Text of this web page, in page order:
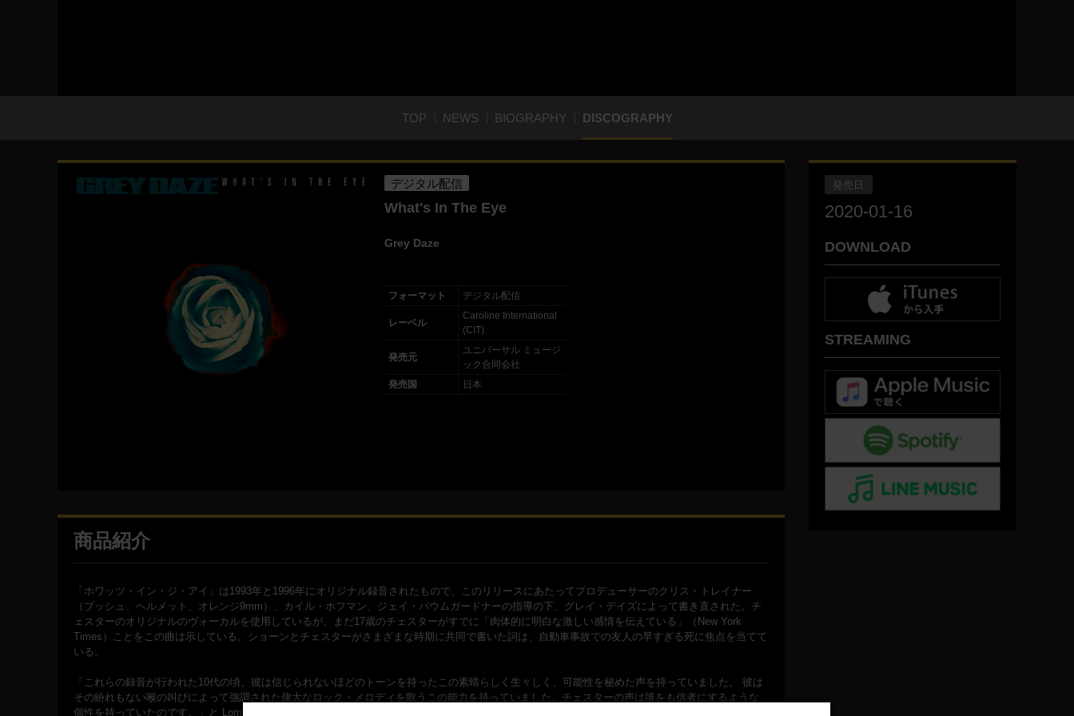
TOP NEWS BIOGRAPHY DISCOGRAPHY
デジタル配信
What's In The Eye
Grey Daze
フォーマット デジタル配信
レーベル
Caroline International
(CIT)
発売元
ユニバーサル ミュージ
ック合同会社
発売国
日本
商品紹介
「ホワッツ・イン・ジ・アイ」は1993年と1996年にオリジナル録音されたもので、このリリースにあたってプロデューサーのクリス・トレイナー
（ブッシュ、ヘルメット、オレンジ9mm）、カイル・ホフマン、ジェイ・バウムガードナーの指導の下、グレイ・デイズによって書き直された。チ
ェスターのオリジナルのヴォーカルを使用しているが、まだ17歳のチェスターがすでに「肉体的に明白な激しい感情を伝えている」（New York
Times）ことをこの曲は示している。ショーンとチェスターがさまざまな時期に共同で書いた詞は、自動車事故での友人の早すぎる死に焦点を当てて
いる。
「これらの録音が行われた10代の頃、彼は信じられないほどのトーンを持ったこの素晴らしく生々しく、可能性を秘めた声を持っていました。 彼は
その紛れもない喉の叫びによって強調された偉大なロック・メロディを歌うこの能力を持っていました。チェスターの声は誰をも信者にするような
個性を持っていたのです。」と Loma Vista Recordingsの創設者兼社長であるトム・ワーリー氏は述べている。 「これらのトラックの新しいヴァー
発売日
2020-01-16
DOWNLOAD
STREAMING